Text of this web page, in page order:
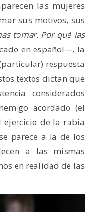
las mujeres
sus motivos, sus
tomar. Por qué las
en español—, la
respuesta
textos dictan que
considerados
acordado (el
ejercicio de la rabia
parece a la de los
a las mismas
en realidad de las